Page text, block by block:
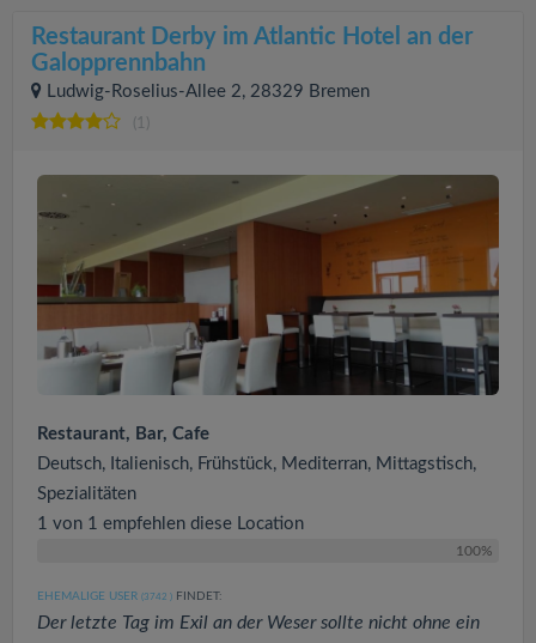
Restaurant Derby im Atlantic Hotel an der
Galopprennbahn
Ludwig-Roselius-Allee 2, 28329 Bremen
(1)
Restaurant, Bar, Cafe
Deutsch, Italienisch, Frühstück, Mediterran, Mittagstisch,
Spezialitäten
1 von 1 empfehlen diese Location
100%
EHEMALIGE USER (3742 ) FINDET:
Der letzte Tag im Exil an der Weser sollte nicht ohne ein